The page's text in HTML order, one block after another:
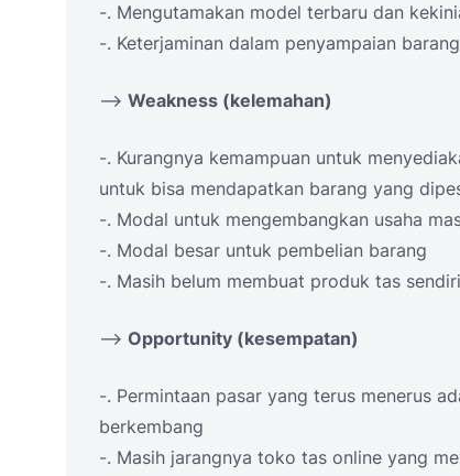
-. Mengutamakan model terbaru dan
-. Keterjaminan dalam penyampaian
–> Weakness (kelemahan)
-. Kurangnya kemampuan untuk
untuk bisa mendapatkan barang yang
-. Modal untuk mengembangkan usaha
-. Modal besar untuk pembelian barang
-. Masih belum membuat produk tas
–> Opportunity (kesempatan)
-. Permintaan pasar yang terus menerus
berkembang
-. Masih jarangnya toko tas online yang